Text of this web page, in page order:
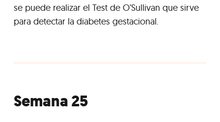
se puede realizar el Test de O’Sullivan que sirve
para detectar la diabetes gestacional.
Semana 25